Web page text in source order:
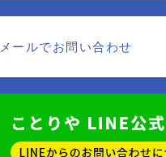
メールでお問い合わせ